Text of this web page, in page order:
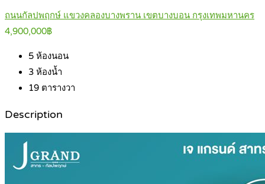
ถนนกัลปพฤกษ์ แขวงคลองบางพราน เขตบางบอน กรุงเทพมหานคร
4,900,000฿
5 ห้องนอน
3 ห้องน้ำ
19 ตารางวา
Description